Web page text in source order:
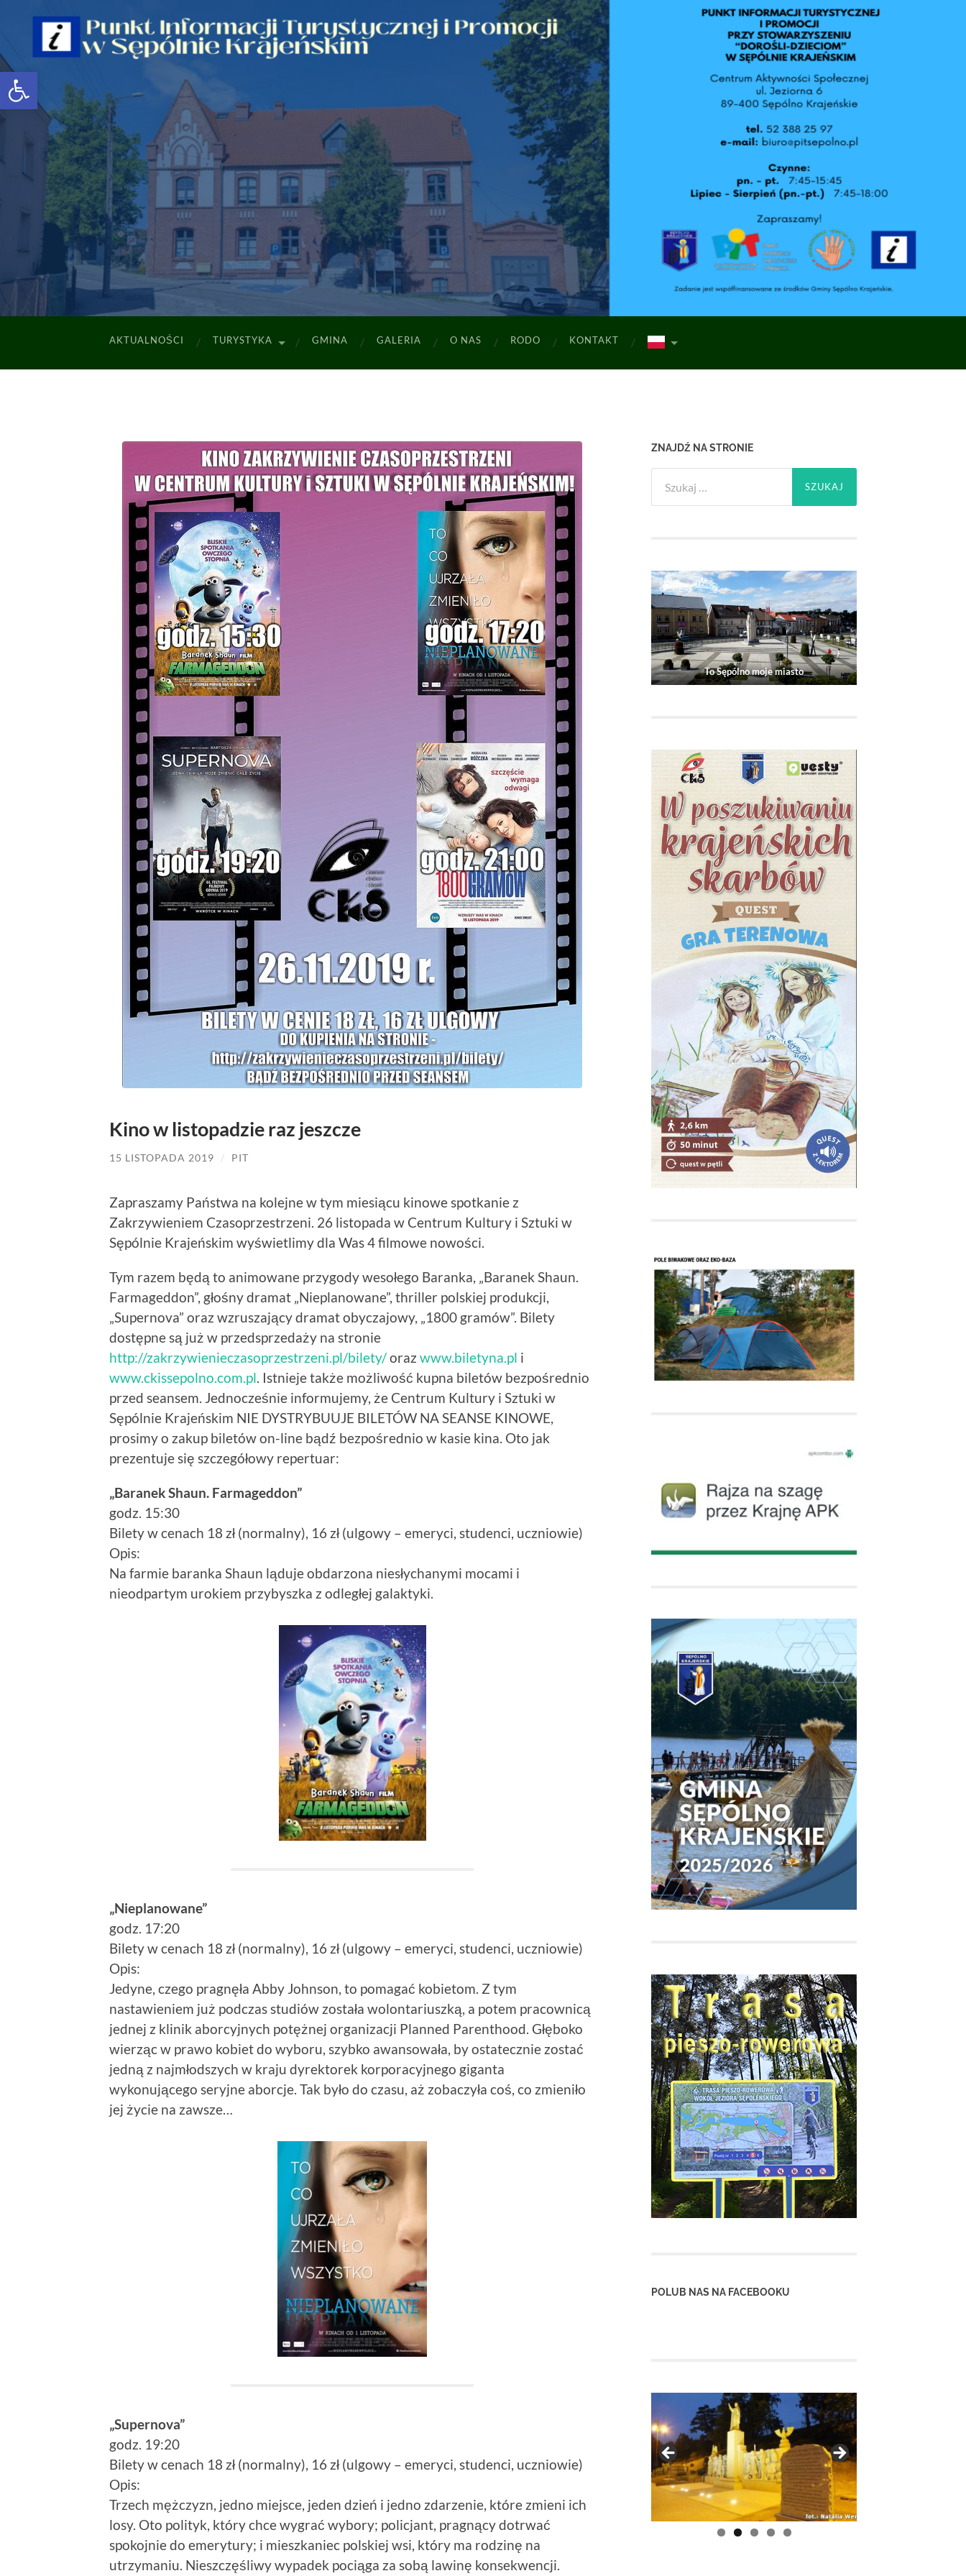
Open toolbar
AKTUALNOŚCI TURYSTYKA GMINA GALERIA O NAS RODO KONTAKT
Kino w listopadzie raz jeszcze
15 LISTOPADA 2019 / PIT
Zapraszamy Państwa na kolejne w tym miesiącu kinowe spotkanie z
Zakrzywieniem Czasoprzestrzeni. 26 listopada w Centrum Kultury i Sztuki w
Sępólnie Krajeńskim wyświetlimy dla Was 4 filmowe nowości.
Tym razem będą to animowane przygody wesołego Baranka, „Baranek Shaun.
Farmageddon”, głośny dramat „Nieplanowane”, thriller polskiej produkcji,
„Supernova” oraz wzruszający dramat obyczajowy, „1800 gramów”. Bilety
dostępne są już w przedsprzedaży na stronie
http://zakrzywienieczasoprzestrzeni.pl/bilety/oraz www.biletyna.pl i
www.ckissepolno.com.pl. Istnieje także możliwość kupna biletów bezpośrednio
przed seansem. Jednocześnie informujemy, że Centrum Kultury i Sztuki w
Sępólnie Krajeńskim NIE DYSTRYBUUJE BILETÓW NA SEANSE KINOWE,
prosimy o zakup biletów on-line bądź bezpośrednio w kasie kina. Oto jak
prezentuje się szczegółowy repertuar:
„Baranek Shaun. Farmageddon”
godz. 15:30
Bilety w cenach 18 zł (normalny), 16 zł (ulgowy – emeryci, studenci, uczniowie)
Opis:
Na farmie baranka Shaun ląduje obdarzona niesłychanymi mocami i
nieodpartym urokiem przybyszka z odległej galaktyki.
„Nieplanowane”
godz. 17:20
Bilety w cenach 18 zł (normalny), 16 zł (ulgowy – emeryci, studenci, uczniowie)
Opis:
Jedyne, czego pragnęła Abby Johnson, to pomagać kobietom. Z tym
nastawieniem już podczas studiów została wolontariuszką, a potem pracownicą
jednej z klinik aborcyjnych potężnej organizacji Planned Parenthood. Głęboko
wierząc w prawo kobiet do wyboru, szybko awansowała, by ostatecznie zostać
jedną z najmłodszych w kraju dyrektorek korporacyjnego giganta
wykonującego seryjne aborcje. Tak było do czasu, aż zobaczyła coś, co zmieniło
jej życie na zawsze…
„Supernova”
godz. 19:20
Bilety w cenach 18 zł (normalny), 16 zł (ulgowy – emeryci, studenci, uczniowie)
Opis:
Trzech mężczyzn, jedno miejsce, jeden dzień i jedno zdarzenie, które zmieni ich
losy. Oto polityk, który chce wygrać wybory; policjant, pragnący dotrwać
spokojnie do emerytury; i mieszkaniec polskiej wsi, który ma rodzinę na
utrzymaniu. Nieszczęśliwy wypadek pociąga za sobą lawinę konsekwencji.
ZNAJDŹ NA STRONIE
To Sępólno moje miasto
POLUB NAS NA FACEBOOKU